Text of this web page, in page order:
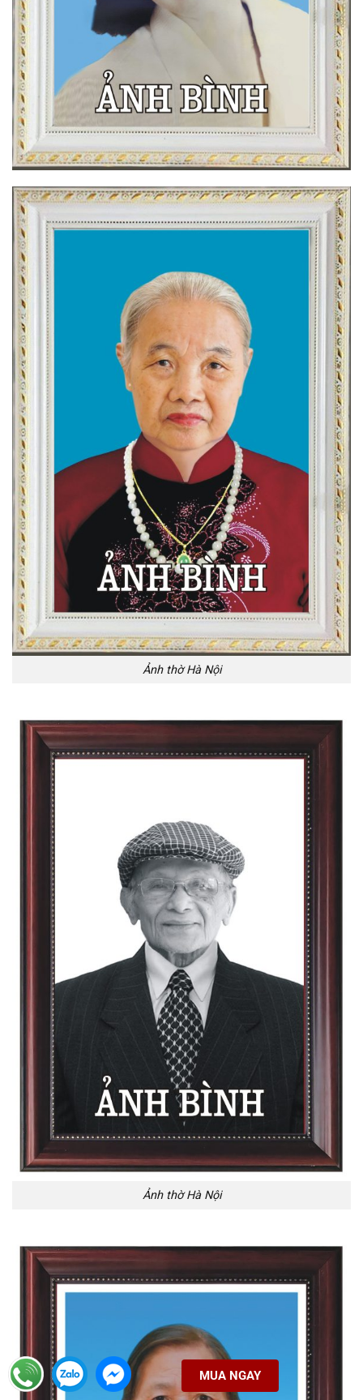
Ảnh thờ Hà Nội
Ảnh thờ Hà Nội
MUA NGAY